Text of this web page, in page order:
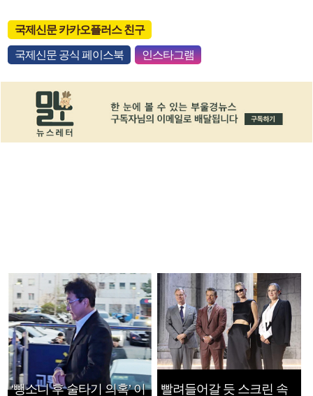
국제신문 카카오플러스 친구
국제신문 공식 페이스북 인스타그램
‘뺑소니 후 술타기 의혹’ 이 빨려들어갈 듯 스크린 속